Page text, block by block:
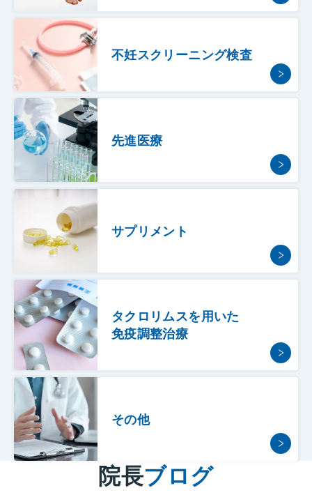
不妊スクリーニング検査
先進医療
サプリメント
タクロリムスを用いた
免疫調整治療
その他
院長ブログ